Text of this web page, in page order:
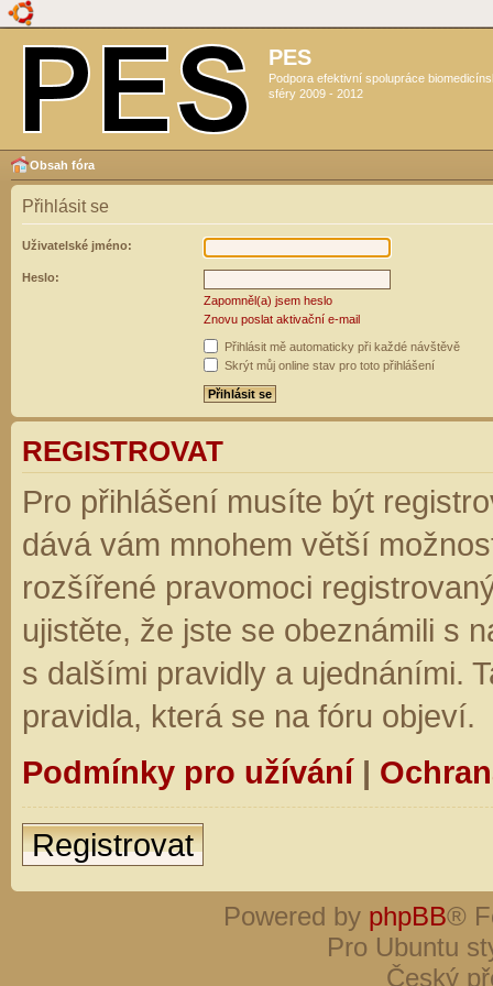
PES
Podpora efektivní spolupráce
sféry 2009 - 2012
Obsah fóra
Přihlásit se
Uživatelské jméno:
Heslo:
Zapomněl(a) jsem heslo
Znovu poslat aktivační e-mail
Přihlásit mě automaticky při každé návštěvě
Skrýt můj online stav pro toto přihlášení
REGISTROVAT
Pro přihlášení musíte být
dává vám mnohem větší
rozšířené pravomoci
ujistěte, že jste se obeznámili s
s dalšími pravidly a ujednáními.
pravidla, která se na fóru objeví.
Podmínky pro užívání|
Registrovat
Powered by phpBB®
Pro Ubuntu
Český